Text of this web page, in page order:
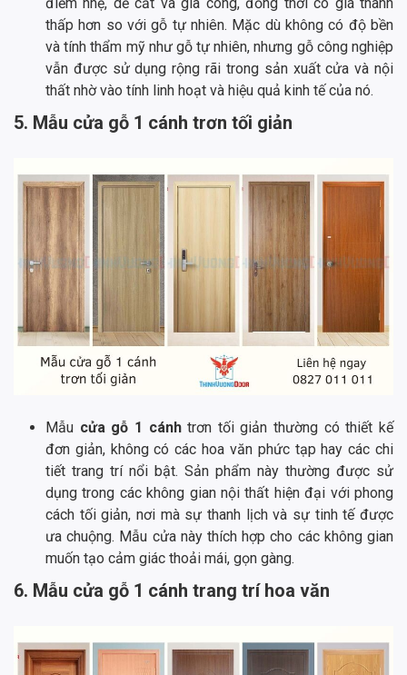
thấp hơn so với gỗ tự nhiên. Mặc dù không có độ bền
và tính thẩm mỹ như gỗ tự nhiên, nhưng gỗ công nghiệp
vẫn được sử dụng rộng rãi trong sản xuất cửa và nội
thất nhờ vào tính linh hoạt và hiệu quả kinh tế của nó.
5. Mẫu cửa gỗ 1 cánh trơn tối giản
Mẫu cửa gỗ 1 cánhtrơn tối giản thường có thiết kế
đơn giản, không có các hoa văn phức tạp hay các chi
tiết trang trí nổi bật. Sản phẩm này thường được sử
dụng trong các không gian nội thất hiện đại với phong
cách tối giản, nơi mà sự thanh lịch và sự tinh tế được
ưa chuộng. Mẫu cửa này thích hợp cho các không gian
muốn tạo cảm giác thoải mái, gọn gàng.
6. Mẫu cửa gỗ 1 cánh trang trí hoa văn